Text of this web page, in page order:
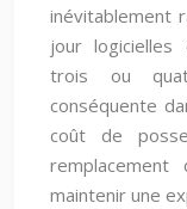
inévitablement
jour logicielles
trois ou
conséquente
coût de
remplacement
maintenir une